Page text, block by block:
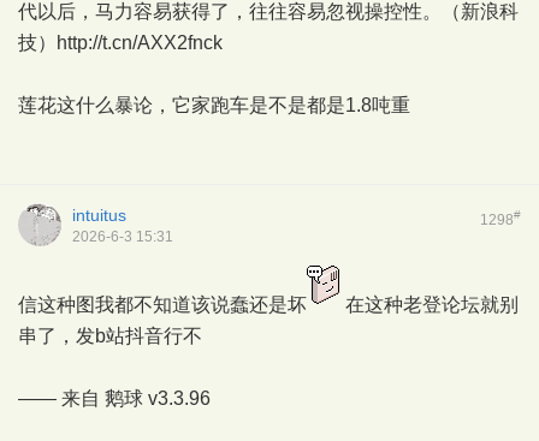
代以后，马力容易获得了，往往容易忽视操控性。（新浪科
技）http://t.cn/AXX2fnck
莲花这什么暴论，它家跑车是不是都是1.8吨重
1298#
intuitus
2026-6-3 15:31
信这种图我都不知道该说蠢还是坏
在这种老登论坛就别
串了，发b站抖音行不
—— 来自 鹅球 v3.3.96